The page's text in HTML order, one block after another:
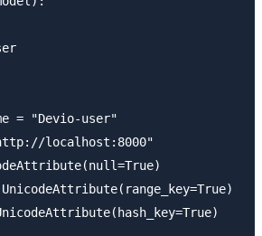
= "Devio-user"
localhost:8000"